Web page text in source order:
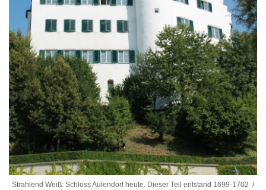
Strahlend Weiß: Schloss Aulendorf heute. Dieser Teil entstand 1699-1702 /